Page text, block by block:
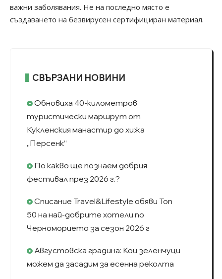
важни заболявания. Не на последно място е
създаването на безвирусен сертифициран материал.
СВЪРЗАНИ НОВИНИ
Обновиха 40-километров
туристически маршрут от
Кукленския манастир до хижа
„Персенк“
По какво ще познаем добрия
фестивал през 2026 г.?
Списание Travel&Lifestyle обяви Топ
50 на най-добрите хотели по
Черноморието за сезон 2026 г
Августовска градина: Кои зеленчуци
можем да засадим за есенна реколта